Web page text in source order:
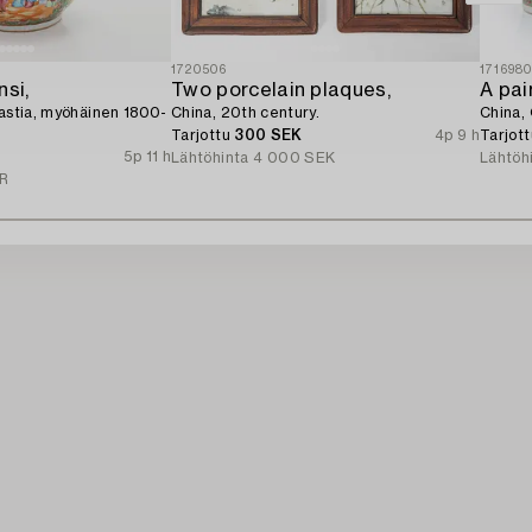
myöhäinen 1800-
5p 11 h
1720506
Two porcelain plaques,
China, 20th century.
Tarjottu 300 SEK
4p 9 h
Lähtöhinta 4 000 SEK
China,